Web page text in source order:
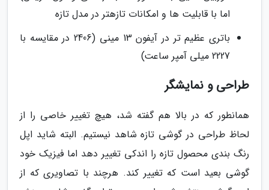
اما با قابلیت ها و امکانات تازهتر در مدل تازه
باتری عظیم تر در آیفون 13 مینی (2406 در مقایسه با
2227 میلی آمپر ساعت)
طراحی و نمایشگر
همانطور که در بالا هم گفته شد، هیچ تغییر خاصی را از
لحاظ طراحی در گوشی تازه شاهد نیستیم. البته شاید اپل
رنگ بندی محصول تازه را اندکی تغییر دهد اما فیزیک خود
گوشی بعید است که تغییر کند. هرچند با تصاویری که از